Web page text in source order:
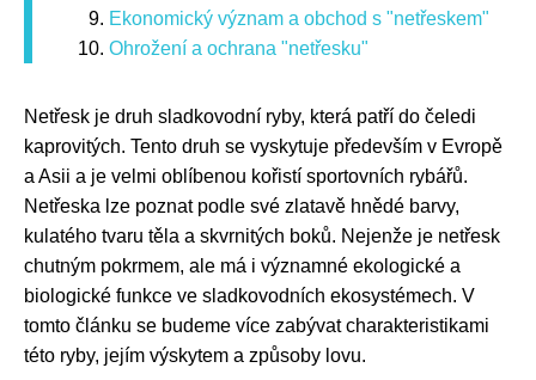
Ekonomický význam a obchod s "netřeskem"
Ohrožení a ochrana "netřesku"
Netřesk je druh sladkovodní ryby, která patří do čeledi
kaprovitých. Tento druh se vyskytuje především v Evropě
a Asii a je velmi oblíbenou kořistí sportovních rybářů.
Netřeska lze poznat podle své zlatavě hnědé barvy,
kulatého tvaru těla a skvrnitých boků. Nejenže je netřesk
chutným pokrmem, ale má i významné ekologické a
biologické funkce ve sladkovodních ekosystémech. V
tomto článku se budeme více zabývat charakteristikami
této ryby, jejím výskytem a způsoby lovu.